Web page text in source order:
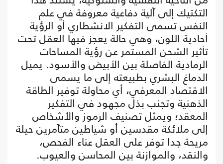
التكتيك إلى آلية دفاعية معروفة في علم
النفس تسمى التفكير الانشطاري أو الرؤية
أحادية اللون، وهي حالة يعجز فيها العقل تحت
تأثير الشحن المستمر عن رؤية المساحات
الرمادية الفاصلة بين الأبيض والأسود. يميل
الدماغ البشري بطبيعته إلى ما يسمى
الاقتصاد المعرفي، أي محاولة توفير الطاقة
الذهنية وتجنب بذل مجهود في التفكير
المعقد؛ ويمثل تصنيف الرموز والأشخاص
إلى ملائكة مقدسين أو شياطين متآمرين حيلة
مريحة جدا توفر على العقل عناء الفحص،
والنقد، والموازنة بين المحاسن والعيوب.